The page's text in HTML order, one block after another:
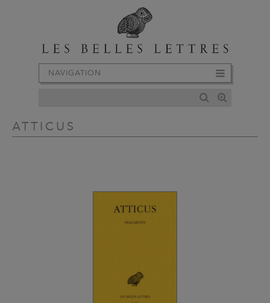
NAVIGATION
ATTICUS